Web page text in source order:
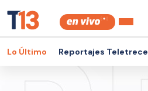
Lo Último Reportajes Teletrece